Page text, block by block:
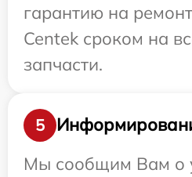
гарантию на
Centek сроком на
запчасти.
5
Мы сообщим Вам о